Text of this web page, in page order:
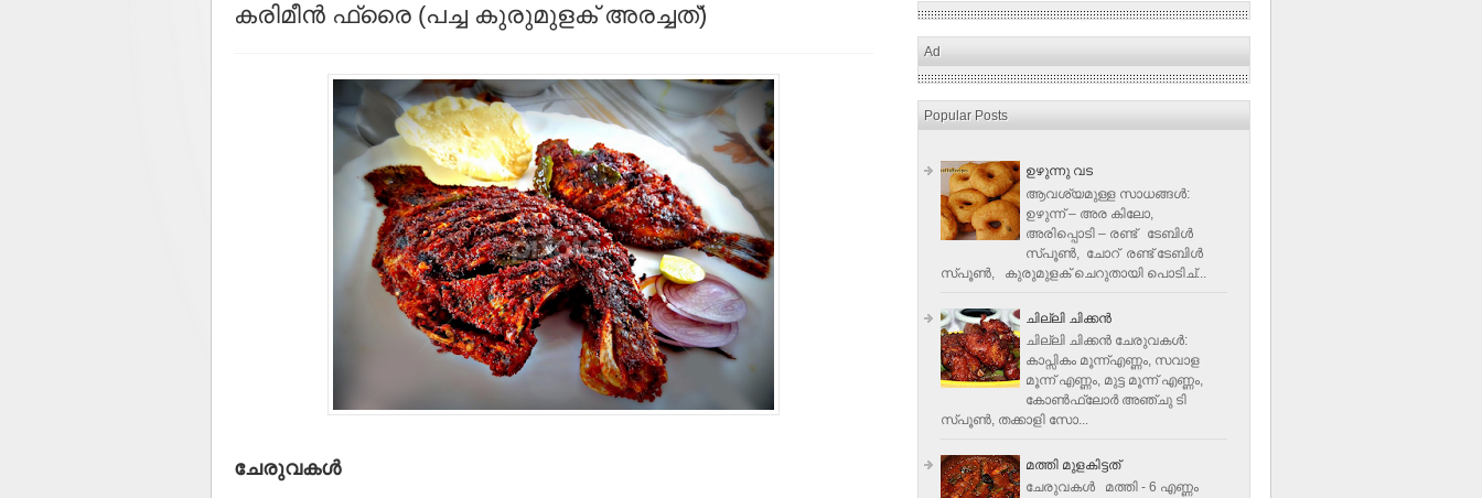
കരിമീന്‍ ഫ്രൈ (പച്ച കുരുമുളക് അരച്ചത്‌)
ചേരുവകള്‍
Ad
Popular Posts
ഉഴുന്നു വട
ആവശ്യമുള്ള സാധങ്ങൾ:
ഉഴുന്ന് – അര കിലോ,
അരിപ്പൊടി – രണ്ട് ടേബിൾ
സ്പൂൺ, ചോറ് രണ്ട് ടേബിള്‍
സ്പൂണ്‍, കുരുമുളക് ചെറുതായി പൊടിച്...
ചില്ലി ചിക്കൻ
ചില്ലി ചിക്കൻ ചേരുവകള്‍:
കാപ്സികം മൂന്ന്എണ്ണം, സവാള
മൂന്ന് എണ്ണം, മുട്ട മൂന്ന് എണ്ണം,
കോണ്‍ഫ്ലോര്‍ അഞ്ചു ടി
സ്പൂണ്‍, തക്കാളി സോ...
മത്തി മുളകിട്ടത്
ചേരുവകൾ മത്തി - 6 എണ്ണം